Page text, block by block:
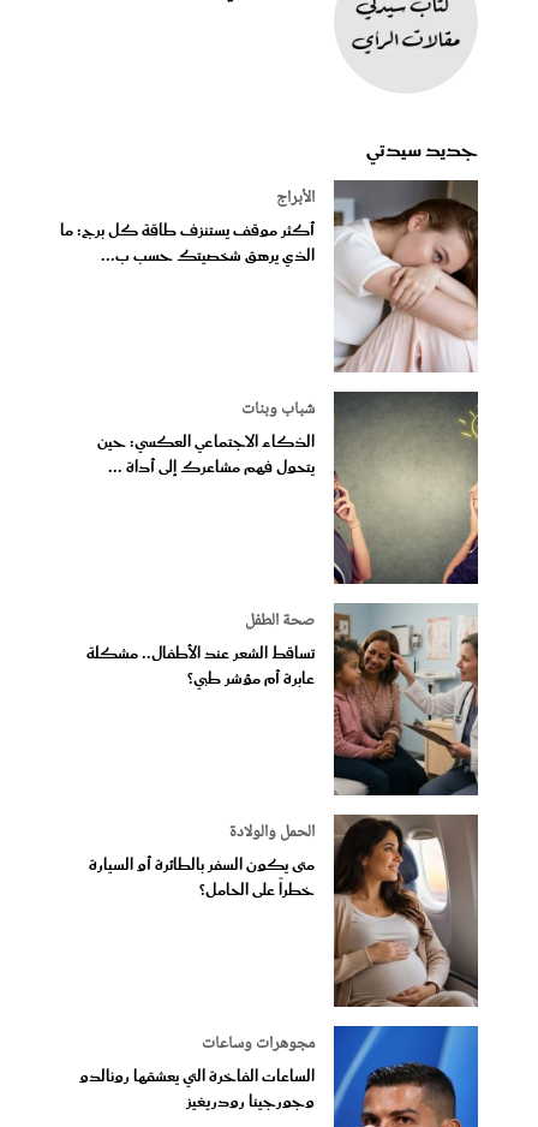
جديد سيدتي
الأبراج
أكثر موقف يستنزف طاقة كل برج: ما
الذي يرهق شخصيتك حسب ب...
شباب وبنات
الذكاء الاجتماعي العكسي: حين
يتحول فهم مشاعرك إلى أداة ...
صحة الطفل
تساقط الشعر عند الأطفال.. مشكلة
عابرة أم مؤشر طبي؟
الحمل والولادة
متى يكون السفر بالطائرة أو السيارة
خطراً على الحامل؟
مجوهرات وساعات
الساعات الفاخرة التي يعشقها رونالدو
وجورجينا رودريغيز